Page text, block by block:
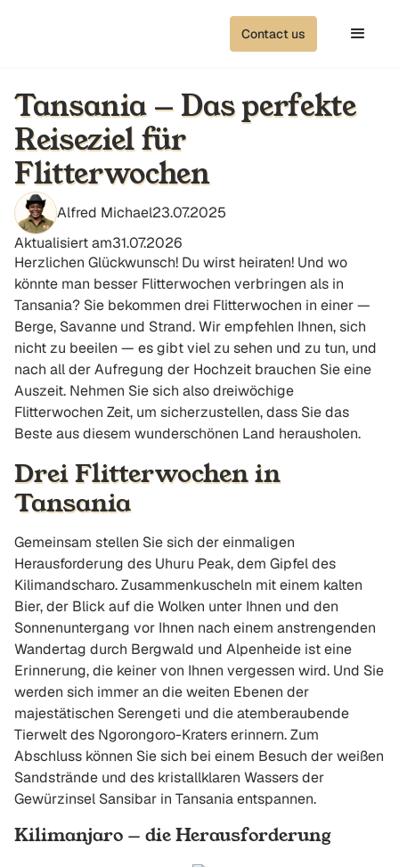
Contact us
Tansania — Das perfekte
Reiseziel für
Flitterwochen
Alfred Michael23.07.2025
Aktualisiert am31.07.2026
Herzlichen Glückwunsch! Du wirst heiraten! Und wo
könnte man besser Flitterwochen verbringen als in
Tansania? Sie bekommen drei Flitterwochen in einer —
Berge, Savanne und Strand. Wir empfehlen Ihnen, sich
nicht zu beeilen — es gibt viel zu sehen und zu tun, und
nach all der Aufregung der Hochzeit brauchen Sie eine
Auszeit. Nehmen Sie sich also dreiwöchige
Flitterwochen Zeit, um sicherzustellen, dass Sie das
Beste aus diesem wunderschönen Land herausholen.
Drei Flitterwochen in
Tansania
Gemeinsam stellen Sie sich der einmaligen
Herausforderung des Uhuru Peak, dem Gipfel des
Kilimandscharo. Zusammenkuscheln mit einem kalten
Bier, der Blick auf die Wolken unter Ihnen und den
Sonnenuntergang vor Ihnen nach einem anstrengenden
Wandertag durch Bergwald und Alpenheide ist eine
Erinnerung, die keiner von Ihnen vergessen wird. Und Sie
werden sich immer an die weiten Ebenen der
majestätischen Serengeti und die atemberaubende
Tierwelt des Ngorongoro-Kraters erinnern. Zum
Abschluss können Sie sich bei einem Besuch der weißen
Sandstrände und des kristallklaren Wassers der
Gewürzinsel Sansibar in Tansania entspannen.
Kilimanjaro — die Herausforderung